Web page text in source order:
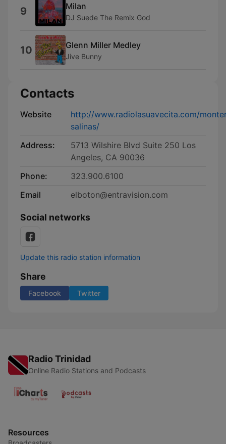
9 Milan
DJ Suede The Remix God
10 Glenn Miller Medley
Jive Bunny
Contacts
Website
http://www.radiolasuavecita.com/
salinas/
Address:
5713 Wilshire Blvd Suite 250 Los
Angeles, CA 90036
Phone:
323.900.6100
Email
elboton@entravision.com
Social networks
Update this radio station information
Share
Facebook Twitter
Radio Trinidad
Online Radio Stations and Podcasts
Resources